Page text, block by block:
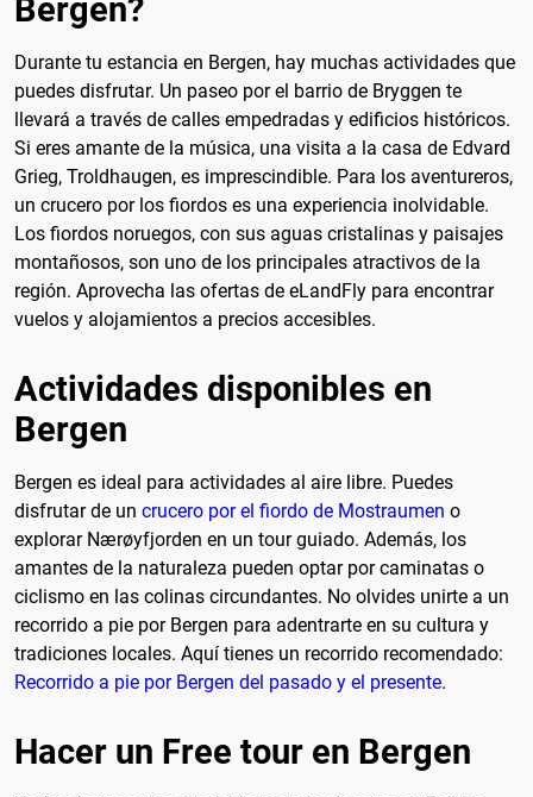
Bergen?
Durante tu estancia en Bergen, hay muchas actividades que
puedes disfrutar. Un paseo por el barrio de Bryggen te
llevará a través de calles empedradas y edificios históricos.
Si eres amante de la música, una visita a la casa de Edvard
Grieg, Troldhaugen, es imprescindible. Para los aventureros,
un crucero por los fiordos es una experiencia inolvidable.
Los fiordos noruegos, con sus aguas cristalinas y paisajes
montañosos, son uno de los principales atractivos de la
región. Aprovecha las ofertas de eLandFly para encontrar
vuelos y alojamientos a precios accesibles.
Actividades disponibles en
Bergen
Bergen es ideal para actividades al aire libre. Puedes
disfrutar de un crucero por el fiordo de Mostraumen o
explorar Nærøyfjorden en un tour guiado. Además, los
amantes de la naturaleza pueden optar por caminatas o
ciclismo en las colinas circundantes. No olvides unirte a un
recorrido a pie por Bergen para adentrarte en su cultura y
tradiciones locales. Aquí tienes un recorrido recomendado:
Recorrido a pie por Bergen del pasado y el presente.
Hacer un Free tour en Bergen